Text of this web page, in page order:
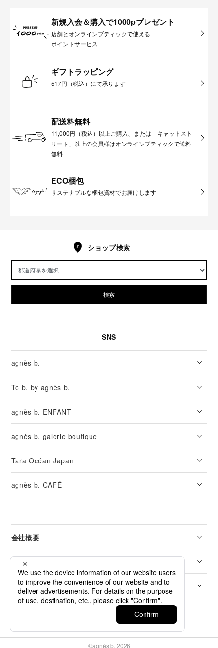
新規入会＆購入で1000pプレゼント
店舗とオンラインブティックで使える
ポイントサービス
ギフトラッピング
517円（税込）にて承ります
配送料無料
11,000円（税込）以上ご購入、または「キャットスト
リート」以上の会員様はオンラインブティックで送料
無料
ECO梱包
サステナブルな梱包資材でお届けします
ショップ検索
検索
SNS
agnès b.
To b. by agnès b.
agnès b. ENFANT
agnès b. galerie boutique
Tara Océan Japan
agnès b. CAFÉ
会社概要
リーガル
カスタマーサービス
©agnès b. 2026